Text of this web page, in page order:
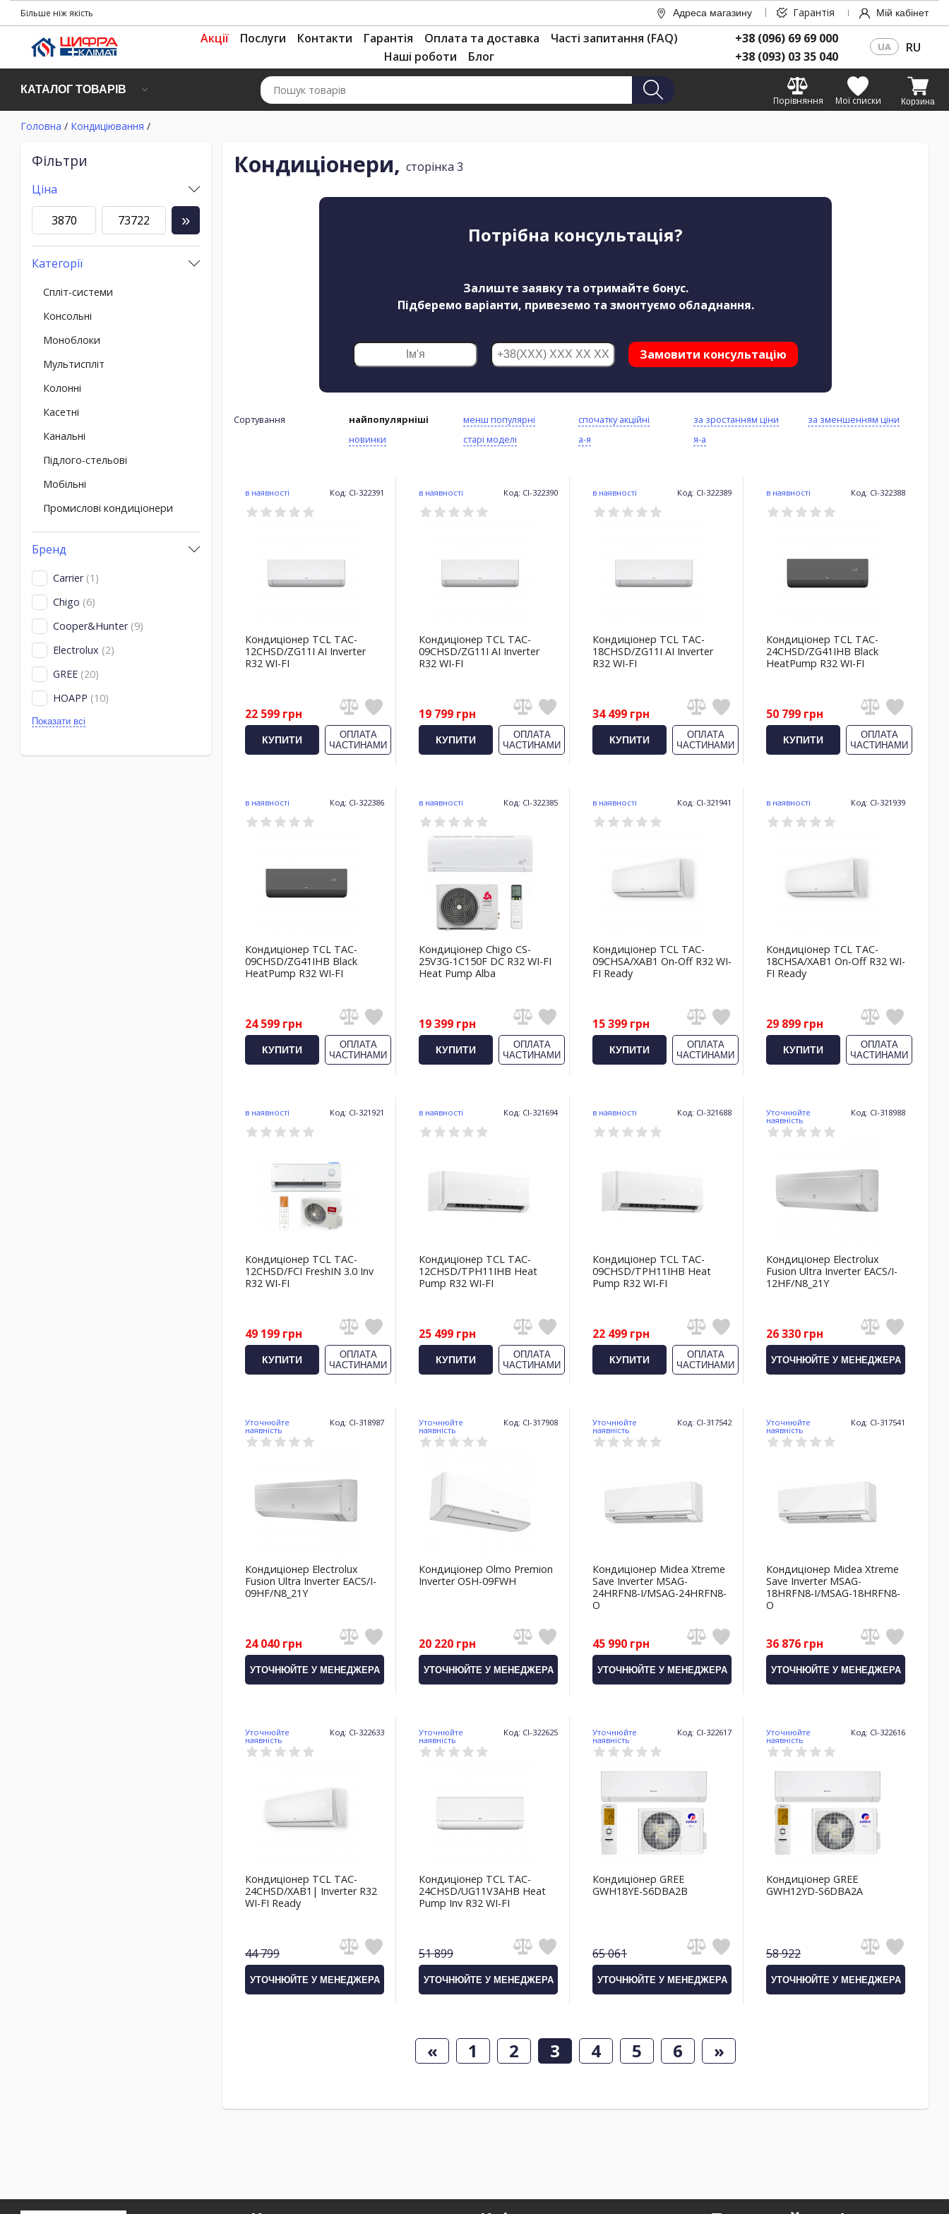
Більше ніж якість Адреса магазину Гарантія Мій кабінет
Акції Послуги Контакти Гарантія Оплата та доставка
Часті запитання (FAQ)
Наші роботи
Блог
+38 (096) 69 69 000
+38 (093) 03 35 040
UA RU
КАТАЛОГ ТОВАРІВ
Порівняння
Мої списки Корзина
Головна / Кондиціювання /
Кондиціонери, сторінка 3
Потрібна консультація?
Залиште заявку та отримайте бонус.
Підберемо варіанти, привеземо та змонтуємо обладнання.
Замовити консультацію
в наявності Код: CI-322391
Кондиціонер TCL TAC-
12CHSD/ZG11I AI Inverter
R32 WI-FI
22 599 грн
КУПИТИ
ОПЛАТА
ЧАСТИНАМИ
в наявності Код: CI-322390
Кондиціонер TCL TAC-
09CHSD/ZG11I AI Inverter
R32 WI-FI
19 799 грн
КУПИТИ
ОПЛАТА
ЧАСТИНАМИ
в наявності Код: CI-322389
Кондиціонер TCL TAC-
18CHSD/ZG11I AI Inverter
R32 WI-FI
34 499 грн
КУПИТИ
ОПЛАТА
ЧАСТИНАМИ
в наявності Код: CI-322388
Кондиціонер TCL TAC-
24CHSD/ZG41IHB Black
HeatPump R32 WI-FI
50 799 грн
КУПИТИ
ОПЛАТА
ЧАСТИНАМИ
в наявності Код: CI-322386
Кондиціонер TCL TAC-
09CHSD/ZG41IHB Black
HeatPump R32 WI-FI
24 599 грн
КУПИТИ
ОПЛАТА
ЧАСТИНАМИ
в наявності Код: CI-322385
Кондиціонер Chigo CS-
25V3G-1C150F DC R32 WI-FI
Heat Pump Alba
19 399 грн
КУПИТИ
ОПЛАТА
ЧАСТИНАМИ
в наявності Код: CI-321941
Кондиціонер TCL TAC-
09CHSA/XAB1 On-Off R32 WI-
FI Ready
15 399 грн
КУПИТИ
ОПЛАТА
ЧАСТИНАМИ
в наявності Код: CI-321939
Кондиціонер TCL TAC-
18CHSA/XAB1 On-Off R32 WI-
FI Ready
29 899 грн
КУПИТИ
ОПЛАТА
ЧАСТИНАМИ
в наявності Код: CI-321921
Кондиціонер TCL TAC-
12CHSD/FCI FreshIN 3.0 Inv
R32 WI-FI
49 199 грн
КУПИТИ
ОПЛАТА
ЧАСТИНАМИ
в наявності Код: CI-321694
Кондиціонер TCL TAC-
12CHSD/TPH11IHB Heat
Pump R32 WI-FI
25 499 грн
КУПИТИ
ОПЛАТА
ЧАСТИНАМИ
в наявності Код: CI-321688
Кондиціонер TCL TAC-
09CHSD/TPH11IHB Heat
Pump R32 WI-FI
22 499 грн
КУПИТИ
ОПЛАТА
ЧАСТИНАМИ
Уточнюйте
наявність
Код: CI-318988
Кондиціонер Electrolux
Fusion Ultra Inverter EACS/I-
12HF/N8_21Y
26 330 грн
УТОЧНЮЙТЕ У МЕНЕДЖЕРА
Уточнюйте
наявність
Код: CI-318987
Кондиціонер Electrolux
Fusion Ultra Inverter EACS/I-
09HF/N8_21Y
24 040 грн
УТОЧНЮЙТЕ У МЕНЕДЖЕРА
Уточнюйте
наявність
Код: CI-317908
Кондиціонер Olmo Premion
Inverter OSH-09FWH
20 220 грн
УТОЧНЮЙТЕ У МЕНЕДЖЕРА
Уточнюйте
наявність
Код: CI-317542
Кондиціонер Midea Xtreme
Save Inverter MSAG-
24HRFN8-I/MSAG-24HRFN8-
O
45 990 грн
УТОЧНЮЙТЕ У МЕНЕДЖЕРА
Уточнюйте
наявність
Код: CI-317541
Кондиціонер Midea Xtreme
Save Inverter MSAG-
18HRFN8-I/MSAG-18HRFN8-
O
36 876 грн
УТОЧНЮЙТЕ У МЕНЕДЖЕРА
Уточнюйте
наявність
Код: CI-322633
Кондиціонер TCL TAC-
24CHSD/XAB1| Inverter R32
WI-FI Ready
44 799
УТОЧНЮЙТЕ У МЕНЕДЖЕРА
Уточнюйте
наявність
Код: CI-322625
Кондиціонер TCL TAC-
24CHSD/UG11V3AHB Heat
Pump Inv R32 WI-FI
51 899
УТОЧНЮЙТЕ У МЕНЕДЖЕРА
Уточнюйте
наявність
Код: CI-322617
Кондиціонер GREE
GWH18YE-S6DBA2B
65 061
УТОЧНЮЙТЕ У МЕНЕДЖЕРА
Уточнюйте
наявність
Код: CI-322616
Кондиціонер GREE
GWH12YD-S6DBA2A
58 922
УТОЧНЮЙТЕ У МЕНЕДЖЕРА
Фільтри
Ціна
»
Категорії
Спліт-системи
Консольні
Моноблоки
Мультиспліт
Колонні
Касетні
Канальні
Підлого-стельові
Мобільні
Промислові кондиціонери
Бренд
Carrier (1)
Chigo (6)
Cooper&Hunter (9)
Electrolux (2)
GREE (20)
HOAPP (10)
Показати всі
Сортування найпопулярніші менш популярні спочатку акційні за зростанням ціни
за зменшенням ціни
новинки
старі моделі а-я я-а
« 1 2 3 4 5 6 »